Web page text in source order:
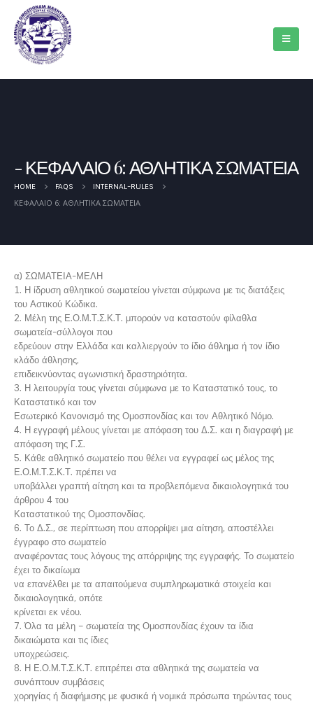
ΚΕΦΑΛΑΙΟ 6: ΑΘΛΗΤΙΚΑ ΣΩΜΑΤΕΙΑ
HOME FAQS INTERNAL-RULES
ΚΕΦΑΛΑΙΟ 6: ΑΘΛΗΤΙΚΑ ΣΩΜΑΤΕΙΑ
α) ΣΩΜΑΤΕΙΑ-ΜΕΛΗ
1. Η ίδρυση αθλητικού σωματείου γίνεται σύμφωνα με τις διατάξεις
του Αστικού Κώδικα.
2. Μέλη της Ε.Ο.Μ.Τ.Σ.Κ.Τ. μπορούν να καταστούν φίλαθλα
σωματεία-σύλλογοι που
εδρεύουν στην Ελλάδα και καλλιεργούν το ίδιο άθλημα ή τον ίδιο
κλάδο άθλησης,
επιδεικνύοντας αγωνιστική δραστηριότητα.
3. Η λειτουργία τους γίνεται σύμφωνα με το Καταστατικό τους, το
Καταστατικό και τον
Εσωτερικό Κανονισμό της Ομοσπονδίας και τον Αθλητικό Νόμο.
4. Η εγγραφή μέλους γίνεται με απόφαση του Δ.Σ. και η διαγραφή με
απόφαση της Γ.Σ.
5. Κάθε αθλητικό σωματείο που θέλει να εγγραφεί ως μέλος της
Ε.Ο.Μ.Τ.Σ.Κ.Τ. πρέπει να
υποβάλλει γραπτή αίτηση και τα προβλεπόμενα δικαιολογητικά του
άρθρου 4 του
Καταστατικού της Ομοσπονδίας.
6. Το Δ.Σ., σε περίπτωση που απορρίψει μια αίτηση, αποστέλλει
έγγραφο στο σωματείο
αναφέροντας τους λόγους της απόρριψης της εγγραφής. Το σωματείο
έχει το δικαίωμα
να επανέλθει με τα απαιτούμενα συμπληρωματικά στοιχεία και
δικαιολογητικά, οπότε
κρίνεται εκ νέου.
7. Όλα τα μέλη – σωματεία της Ομοσπονδίας έχουν τα ίδια
δικαιώματα και τις ίδιες
υποχρεώσεις.
8. Η Ε.Ο.Μ.Τ.Σ.Κ.Τ. επιτρέπει στα αθλητικά της σωματεία να
συνάπτουν συμβάσεις
χορηγίας ή διαφήμισης με φυσικά ή νομικά πρόσωπα τηρώντας τους